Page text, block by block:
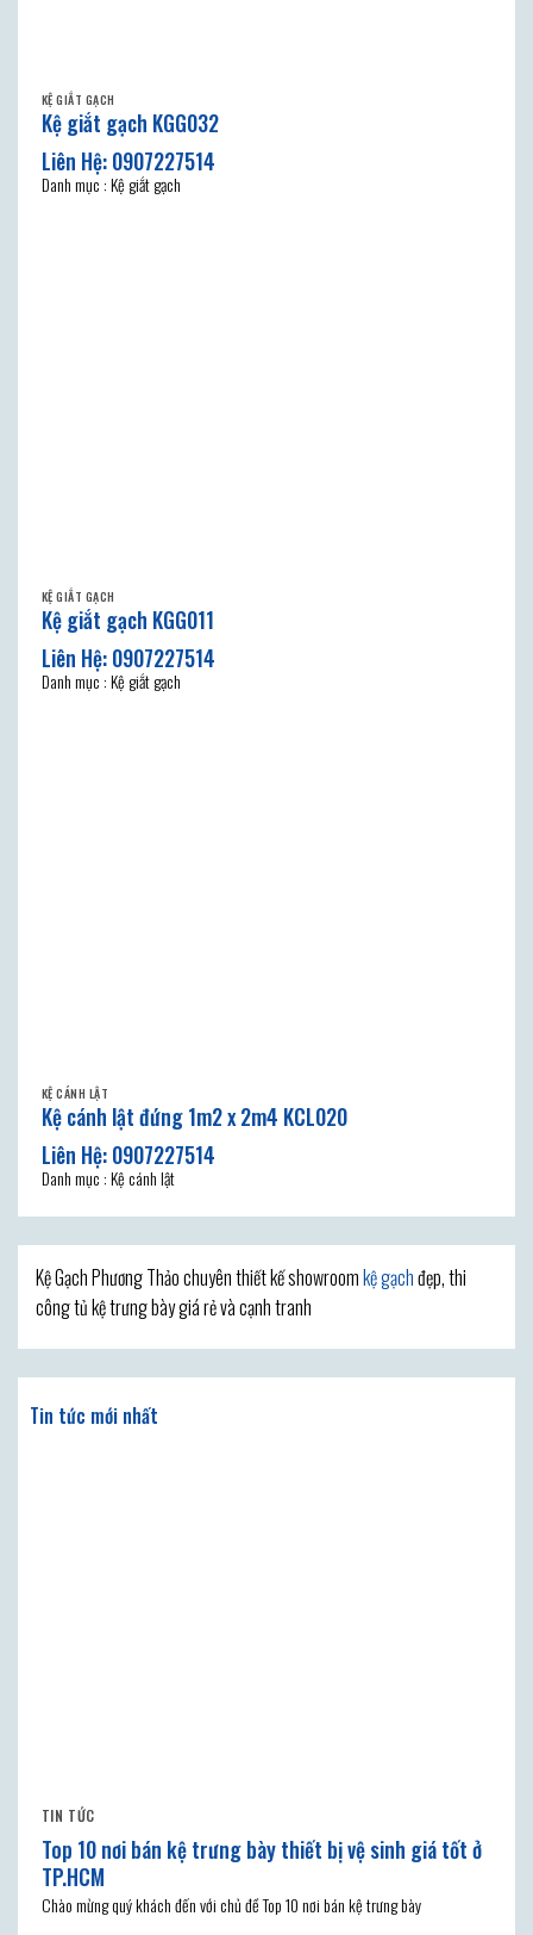
KỆ GIẮT GẠCH
Kệ giắt gạch KGG032
Danh mục : Kệ giắt gạch
KỆ GIẮT GẠCH
Kệ giắt gạch KGG011
Danh mục : Kệ giắt gạch
KỆ CÁNH LẬT
Kệ cánh lật đứng 1m2 x 2m4 KCL020
Danh mục : Kệ cánh lật
Kệ Gạch Phương Thảo chuyên thiết kế showroomkệ gạchđẹp, thi
công tủ kệ trưng bày giá rẻ và cạnh tranh
Tin tức mới nhất
TIN TỨC
Top 10 nơi bán kệ trưng bày thiết bị vệ sinh giá tốt ở
TP.HCM
Chào mừng quý khách đến với chủ đề Top 10 nơi bán kệ trưng bày